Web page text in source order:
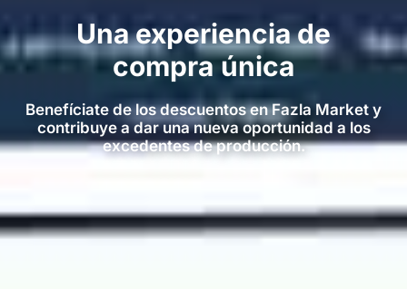
Una experiencia de
compra única
Benefíciate de los descuentos en Fazla Market y
contribuye a dar una nueva oportunidad a los
excedentes de producción.